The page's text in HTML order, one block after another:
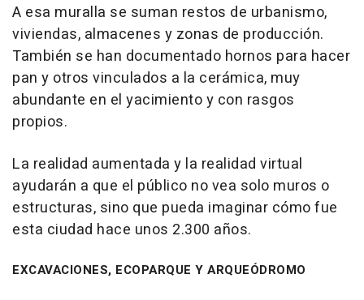
A esa muralla se suman restos de urbanismo,
viviendas, almacenes y zonas de producción.
También se han documentado hornos para hacer
pan y otros vinculados a la cerámica, muy
abundante en el yacimiento y con rasgos
propios.
La realidad aumentada y la realidad virtual
ayudarán a que el público no vea solo muros o
estructuras, sino que pueda imaginar cómo fue
esta ciudad hace unos 2.300 años.
EXCAVACIONES, ECOPARQUE Y ARQUEÓDROMO